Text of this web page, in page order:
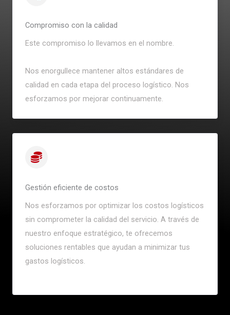
Compromiso con la calidad
Este compromiso lo llevamos en el nombre.
Nos enorgullece mantener altos estándares de
calidad en cada etapa del proceso logístico. Nos
esforzamos por mejorar continuamente.
Gestión eficiente de costos
Nos esforzamos por optimizar los costos logísticos
sin comprometer la calidad del servicio. A través de
nuestro enfoque estratégico, te ofrecemos
soluciones rentables que ayudan a minimizar tus
gastos logísticos.